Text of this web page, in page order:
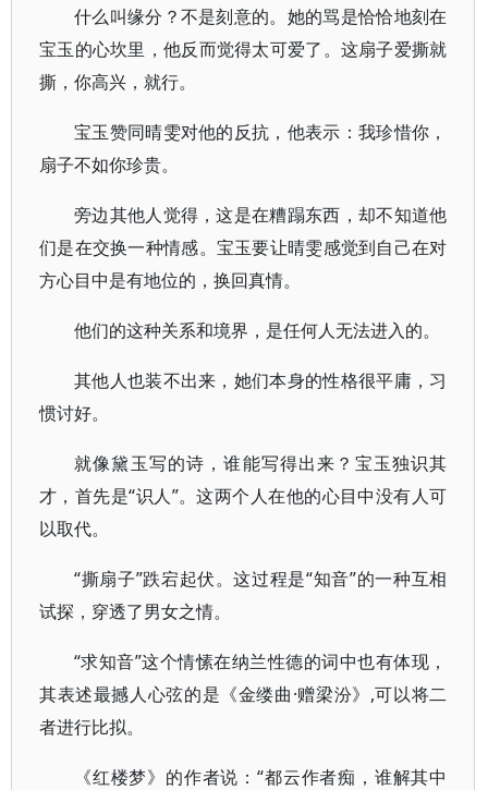
什么叫缘分？不是刻意的。她的骂是恰恰地刻在
宝玉的心坎里，他反而觉得太可爱了。这扇子爱撕就
撕，你高兴，就行。
宝玉赞同晴雯对他的反抗，他表示：我珍惜你，
扇子不如你珍贵。
旁边其他人觉得，这是在糟蹋东西，却不知道他
们是在交换一种情感。宝玉要让晴雯感觉到自己在对
方心目中是有地位的，换回真情。
他们的这种关系和境界，是任何人无法进入的。
其他人也装不出来，她们本身的性格很平庸，习
惯讨好。
就像黛玉写的诗，谁能写得出来？宝玉独识其
才，首先是“识人”。这两个人在他的心目中没有人可
以取代。
“撕扇子”跌宕起伏。这过程是“知音”的一种互相
试探，穿透了男女之情。
“求知音”这个情愫在纳兰性德的词中也有体现，
其表述最撼人心弦的是《金缕曲·赠梁汾》,可以将二
者进行比拟。
《红楼梦》的作者说：“都云作者痴，谁解其中